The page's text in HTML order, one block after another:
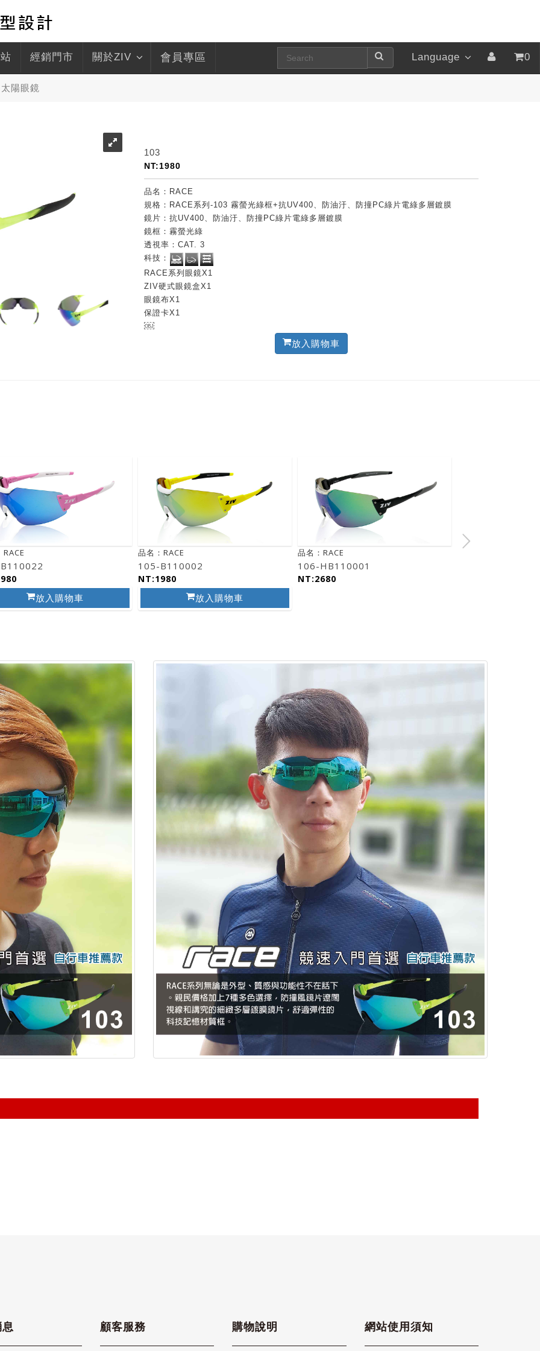
經銷門市 關於ZIV 會員專區 Language 0
陽眼鏡
103
NT:1980
品名：RACE
規格：RACE系列-103 霧螢光綠框+抗UV400、防油汙、防撞PC綠片電綠多層鍍膜
鏡片：抗UV400、防油汙、防撞PC綠片電綠多層鍍膜
鏡框：霧螢光綠
透視率：CAT. 3
科技：
RACE系列眼鏡X1
ZIV硬式眼鏡盒X1
眼鏡布X1
保證卡X1
￼
放入購物車
放入購物車
品名：RACE
105-B110002
NT:1980
放入購物車
品名：RACE
106-HB110001
NT:2680
顧客服務 購物說明 網站使用須知